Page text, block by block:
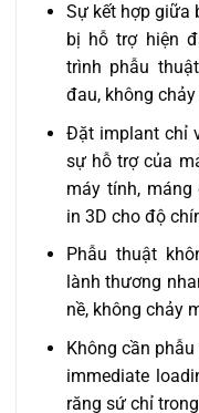
Sự kết hợp giữa
bị hỗ trợ hiện
trình phẫu
đau, không
Đặt implant chỉ
sự hỗ trợ của
máy tính,
in 3D cho độ
Phẫu thuật
lành thương
nề, không chảy
Không cần
immediate
răng sứ chỉ